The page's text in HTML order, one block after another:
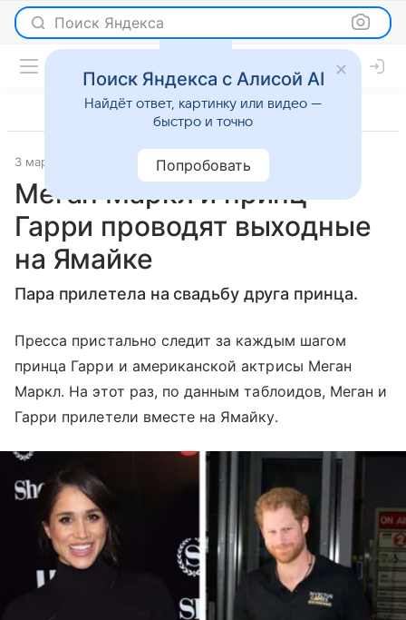
Поиск Яндекса
3 марта 2017 Светская жизнь
Меган Маркл и принц
Гарри проводят выходные
на Ямайке
Пара прилетела на свадьбу друга принца.
Пресса пристально следит за каждым шагом
принца Гарри и американской актрисы Меган
Маркл. На этот раз, по данным таблоидов, Меган и
Гарри прилетели вместе на Ямайку.
Поиск Яндекса с Алисой AI
Найдёт ответ, картинку или видео —
быстро и точно
Попробовать